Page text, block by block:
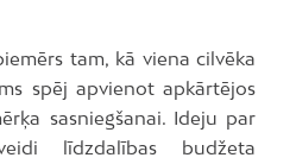
tam, kā viena cilvēka
spēj apvienot apkārtējos
sasniegšanai. Ideju par
līdzdalības budžeta